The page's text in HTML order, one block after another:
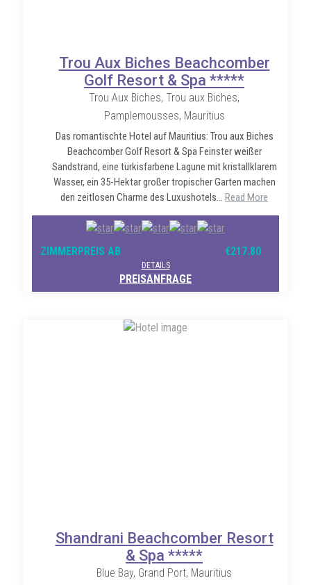
Trou Aux Biches Beachcomber
Golf Resort & Spa *****
Trou Aux Biches, Trou aux Biches,
Pamplemousses, Mauritius
Das romantischte Hotel auf Mauritius: Trou aux Biches
Beachcomber Golf Resort & Spa Feinster weißer
Sandstrand, eine türkisfarbene Lagune mit kristallklarem
Wasser, ein 35-Hektar großer tropischer Garten machen
den zeitlosen Charme des Luxushotels... Read More
ZIMMERPREIS AB €217.80
DETAILS
PREISANFRAGE
Shandrani Beachcomber Resort
& Spa *****
Blue Bay, Grand Port, Mauritius